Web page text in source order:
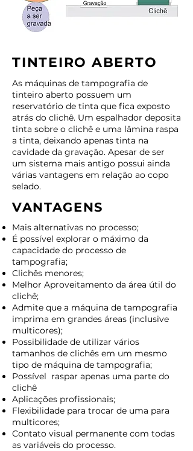
TINTEIRO ABERTO
As máquinas de tampografia de
tinteiro aberto possuem um
reservatório de tinta que fica exposto
atrás do clichê. Um espalhador deposita
tinta sobre o clichê e uma lâmina raspa
a tinta, deixando apenas tinta na
cavidade da gravação. Apesar de ser
um sistema mais antigo possui ainda
várias vantagens em relação ao copo
selado.
VANTAGENS
Mais alternativas no processo;
É possível explorar o máximo da
capacidade do processo de
tampografia;
Clichês menores;
Melhor Aproveitamento da área útil do
clichê;
Admite que a máquina de tampografia
imprima em grandes áreas (inclusive
multicores);
Possibilidade de utilizar vários
tamanhos de clichês em um mesmo
tipo de máquina de tampografia;
Possível raspar apenas uma parte do
clichê
Aplicações profissionais;
Flexibilidade para trocar de uma para
multicores;
Contato visual permanente com todas
as variáveis do processo.